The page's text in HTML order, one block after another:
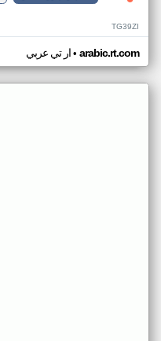
TG39ZI
ار تي عربي• arabic.rt.com